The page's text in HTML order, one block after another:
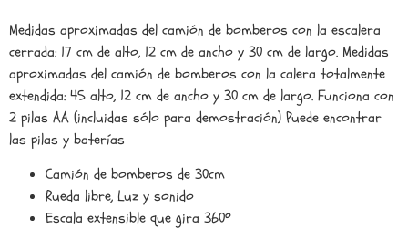
Medidas aproximadas del camión de bomberos con la escalera
cerrada: 17 cm de alto, 12 cm de ancho y 30 cm de largo. Medidas
aproximadas del camión de bomberos con la calera totalmente
extendida: 45 alto, 12 cm de ancho y 30 cm de largo. Funciona con
2 pilas AA (incluidas sólo para demostración) Puede encontrar
las pilas y baterías
Camión de bomberos de 30cm
Rueda libre, Luz y sonido
Escala extensible que gira 360º